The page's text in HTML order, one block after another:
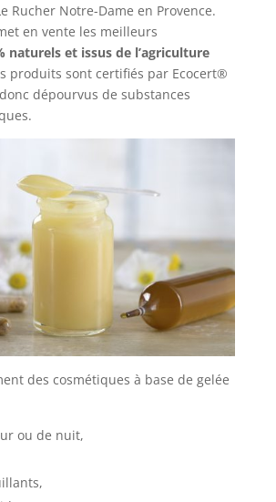
Rucher Notre-Dame en Provence.
en vente les meilleurs
naturels et issus de l’agriculture
produits sont certifiés par Ecocert®
dépourvus de substances
des cosmétiques à base de gelée
ou de nuit,